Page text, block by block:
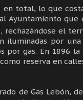
total, lo que
Ayuntamiento que
, rechazándose el
iluminadas por
por gas. En 1896 la
reserva en
de Gas Lebón,